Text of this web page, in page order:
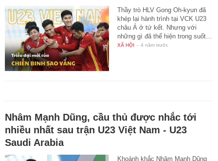
Thầy trò HLV Gong Oh-kyun đã
khép lại hành trình tại VCK U23
châu Á ở tứ kết. Nhưng với
những gì đã thể hiện trong suốt…
XÃ HỘI - 4 năm trước
Nhâm Mạnh Dũng, cầu thủ được nhắc tới
nhiều nhất sau trận U23 Việt Nam - U23
Saudi Arabia
Khoảnh khắc Nhâm Mạnh Dũng